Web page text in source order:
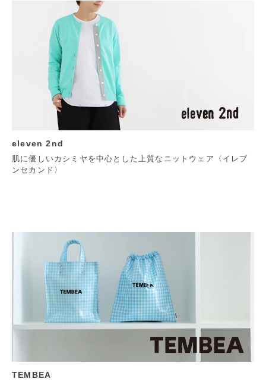
eleven 2nd
肌に優しいカシミヤを中心とした上質なニットウェア〈イレブ
ンセカンド〉
TEMBEA